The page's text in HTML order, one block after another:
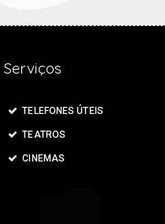
Serviços
TELEFONES ÚTEIS
TEATROS
CINEMAS